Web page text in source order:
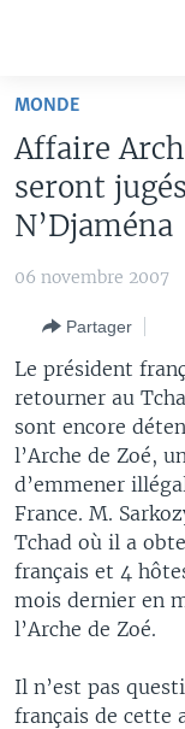
Retour
navigation
principale
recherche
ÉTATS-UNIS
LE MONDE
FOCUS SAHEL
REPORTAGES
VOUS + NOUS
CARNET DE
RADIO
LE MONDE AU
L'AMÉRIQUE ET
DIALOGUE DES
RM SHOW
LINGALA
SANGO
Apprenez L'anglais
SUIVEZ-NOUS
MONDE
Affaire
seront
N’Djaména
06 novembre 2007
Partager
Le président
retourner au
sont encore
l’Arche de Zoé,
d’emmener
France. M.
Tchad où il a
français et 4
mois dernier en
l’Arche de Zoé.
Il n’est pas
français de cette